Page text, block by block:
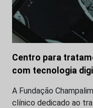
Centro para
com tecnologia
A Fundação
clínico dedicado ao